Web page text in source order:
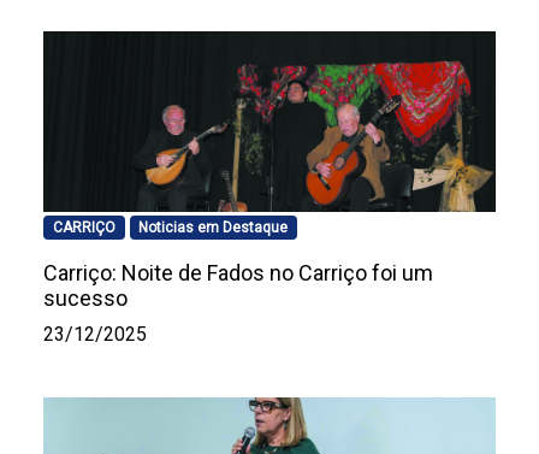
CARRIÇO Noticias em Destaque
Carriço: Noite de Fados no Carriço foi um
sucesso
23/12/2025